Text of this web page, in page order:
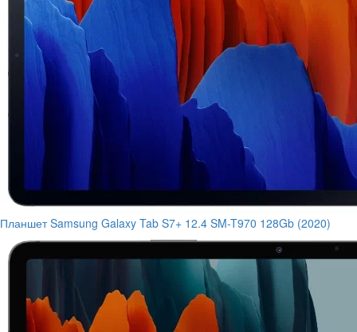
Планшет Samsung Galaxy Tab S7+ 12.4 SM-T970 128Gb (2020)